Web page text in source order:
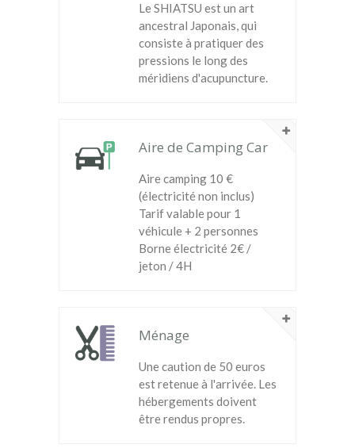
Le SHIATSU est un art
ancestral Japonais, qui
consiste à pratiquer des
pressions le long des
méridiens d'acupuncture.
Aire de Camping Car
Aire camping 10 €
(électricité non inclus)
Tarif valable pour 1
véhicule + 2 personnes
Borne électricité 2€ /
jeton / 4H
Ménage
Une caution de 50 euros
est retenue à l'arrivée. Les
hébergements doivent
être rendus propres.